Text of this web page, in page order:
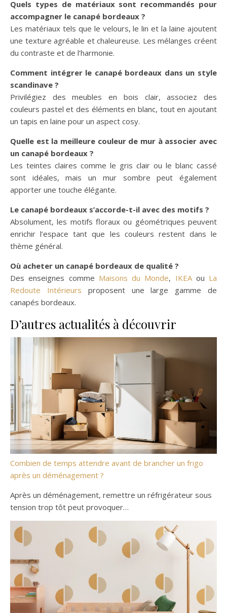
Quels types de matériaux sont recommandés pour
accompagner le canapé bordeaux ?
Les matériaux tels que le velours, le lin et la laine ajoutent
une texture agréable et chaleureuse. Les mélanges créent
du contraste et de l’harmonie.
Comment intégrer le canapé bordeaux dans un style
scandinave ?
Privilégiez des meubles en bois clair, associez des
couleurs pastel et des éléments en blanc, tout en ajoutant
un tapis en laine pour un aspect cosy.
Quelle est la meilleure couleur de mur à associer avec
un canapé bordeaux ?
Les teintes claires comme le gris clair ou le blanc cassé
sont idéales, mais un mur sombre peut également
apporter une touche élégante.
Le canapé bordeaux s’accorde-t-il avec des motifs ?
Absolument, les motifs floraux ou géométriques peuvent
enrichir l’espace tant que les couleurs restent dans le
thème général.
Où acheter un canapé bordeaux de qualité ?
Des enseignes comme Maisons du Monde, IKEAou La
Redoute Intérieurs proposent une large gamme de
canapés bordeaux.
D’autres actualités à découvrir
Combien de temps attendre avant de brancher un frigo
après un déménagement ?
Après un déménagement, remettre un réfrigérateur sous
tension trop tôt peut provoquer…